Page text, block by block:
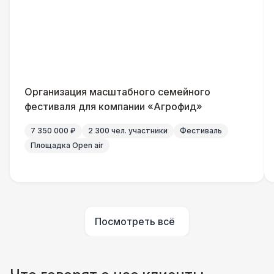
Организация масштабного семейного
фестиваля для компании «Агрофид»
7 350 000 ₽ 2 300 чел. участники
Фестиваль
Площадка Open air
Посмотреть всё